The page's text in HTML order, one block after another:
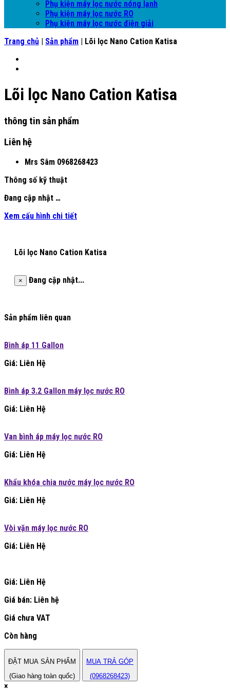
Phụ kiện máy lọc nước nóng lạnh
Phụ kiện máy lọc nước RO
Phụ kiện máy lọc nước điện giải
Trang chủ | Sản phẩm | Lõi lọc Nano Cation Katisa
Lõi lọc Nano Cation Katisa
thông tin sản phẩm
Liên hệ
Mrs Sâm 0968268423
Thông số kỹ thuật
Đang cập nhật …
Xem cấu hình chi tiết
Lõi lọc Nano Cation Katisa
× Đang cập nhật...
Sản phẩm liên quan
Bình áp 11 Gallon
Giá: Liên Hệ
Bình áp 3.2 Gallon máy lọc nước RO
Giá: Liên Hệ
Van bình áp máy lọc nước RO
Giá: Liên Hệ
Khẩu khóa chia nước máy lọc nước RO
Giá: Liên Hệ
Vòi vặn máy lọc nước RO
Giá: Liên Hệ
Giá: Liên Hệ
Giá bán: Liên hệ
Giá chưa VAT
Còn hàng
ĐẶT MUA SẢN PHẨM
(Giao hàng toàn quốc)
MUA TRẢ GÓP
(0968268423)
×